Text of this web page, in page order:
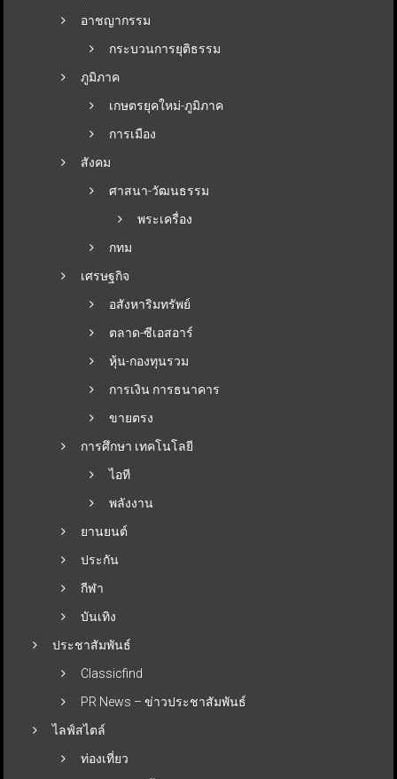
อาชญากรรม
กระบวนการยุติธรรม
ภูมิภาค
เกษตรยุคใหม่-ภูมิภาค
การเมือง
สังคม
ศาสนา-วัฒนธรรม
พระเครื่อง
กทม
เศรษฐกิจ
อสังหาริมทรัพย์
ตลาด-ซีเอสอาร์
หุ้น-กองทุนรวม
การเงิน การธนาคาร
ขายตรง
การศึกษา เทคโนโลยี
ไอที
พลังงาน
ยานยนต์
ประกัน
กีฬา
บันเทิง
ประชาสัมพันธ์
Classicfind
PR News – ข่าวประชาสัมพันธ์
ไลฟ์สไตล์
ท่องเที่ยว